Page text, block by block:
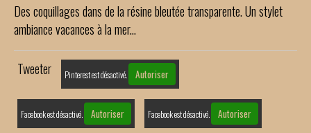
Des coquillages dans de la résine bleutée transparente. Un stylet
ambiance vacances à la mer...
Tweeter Pinterest est désactivé. Autoriser
Facebook est désactivé. Autoriser Facebook est désactivé. Autoriser